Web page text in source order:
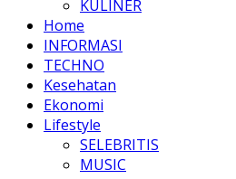
KULINER
Home
INFORMASI
TECHNO
Kesehatan
Ekonomi
Lifestyle
SELEBRITIS
MUSIC